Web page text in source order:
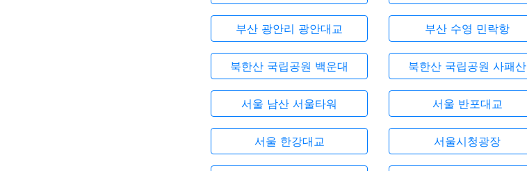
부산 광안리 광안대교 부산 수영 민락항
북한산 국립공원 백운대 북한산 국립공원 사패산
서울 남산 서울타워 서울 반포대교
서울 한강대교 서울시청광장